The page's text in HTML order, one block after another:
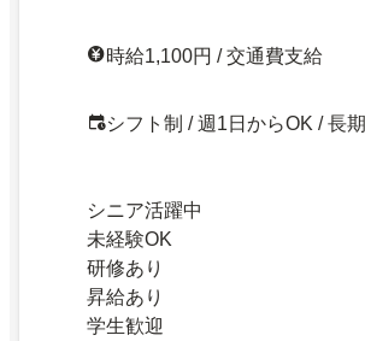
時給1,100円 / 交通費支給
シフト制 / 週1日からOK / 長期
シニア活躍中
未経験OK
研修あり
昇給あり
学生歓迎